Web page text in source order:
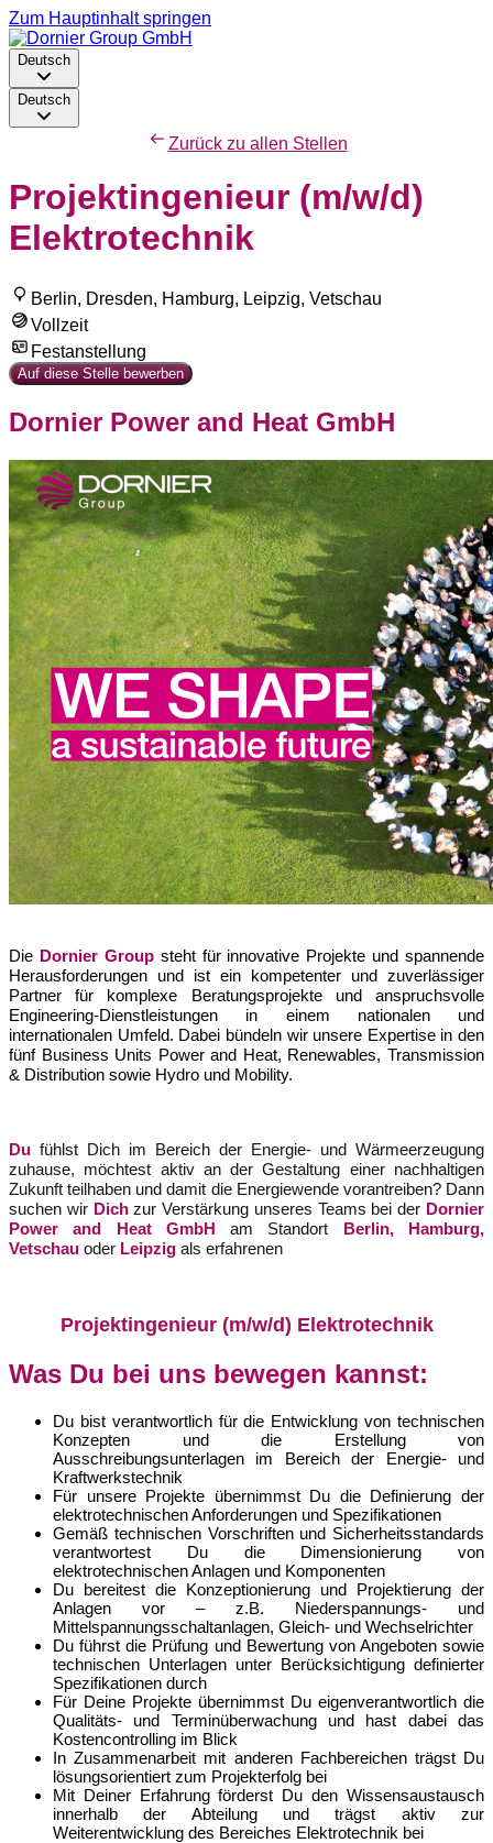
Zum Hauptinhalt springen
Deutsch
Deutsch
Zurück zu allen Stellen
Projektingenieur (m/w/d)
Elektrotechnik
Berlin, Dresden, Hamburg, Leipzig, Vetschau
Vollzeit
Festanstellung
Auf diese Stelle bewerben
Dornier Power and Heat GmbH
Die Dornier Group steht für innovative Projekte und spannende
Herausforderungen und ist ein kompetenter und zuverlässiger
Partner für komplexe Beratungsprojekte und anspruchsvolle
Engineering-Dienstleistungen in einem nationalen und
internationalen Umfeld. Dabei bündeln wir unsere Expertise in den
fünf Business Units Power and Heat, Renewables, Transmission
& Distribution sowie Hydro und Mobility.
Du fühlst Dich im Bereich der Energie- und Wärmeerzeugung
zuhause, möchtest aktiv an der Gestaltung einer nachhaltigen
Zukunft teilhaben und damit die Energiewende vorantreiben? Dann
suchen wir Dichzur Verstärkung unseres Teams bei der Dornier
Power and Heat
GmbH am Standort
Berlin, Hamburg,
Vetschau oder Leipzig als erfahrenen
Projektingenieur (m/w/d) Elektrotechnik
Was Du bei uns bewegen kannst:
Du bist verantwortlich für die Entwicklung von technischen
Konzepten und die Erstellung von
Ausschreibungsunterlagen im Bereich der Energie- und
Kraftwerkstechnik
Für unsere Projekte übernimmst Du die Definierung der
elektrotechnischen Anforderungen und Spezifikationen
Gemäß technischen Vorschriften und Sicherheitsstandards
verantwortest Du die Dimensionierung von
elektrotechnischen Anlagen und Komponenten
Du bereitest die Konzeptionierung und Projektierung der
Anlagen vor – z.B. Niederspannungs- und
Mittelspannungsschaltanlagen, Gleich- und Wechselrichter
Du führst die Prüfung und Bewertung von Angeboten sowie
technischen Unterlagen unter Berücksichtigung definierter
Spezifikationen durch
Für Deine Projekte übernimmst Du eigenverantwortlich die
Qualitäts- und Terminüberwachung und hast dabei das
Kostencontrolling im Blick
In Zusammenarbeit mit anderen Fachbereichen trägst Du
lösungsorientiert zum Projekterfolg bei
Mit Deiner Erfahrung förderst Du den Wissensaustausch
innerhalb der Abteilung und trägst aktiv zur
Weiterentwicklung des Bereiches Elektrotechnik bei